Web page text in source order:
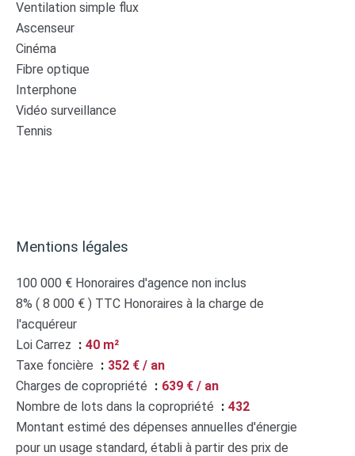
Ventilation simple flux
Ascenseur
Cinéma
Fibre optique
Interphone
Vidéo surveillance
Tennis
Mentions légales
100 000 € Honoraires d'agence non inclus
8% ( 8 000 € ) TTC Honoraires à la charge de
l'acquéreur
Loi Carrez
40 m²
Taxe foncière
352 € / an
Charges de copropriété
639 € / an
Nombre de lots dans la copropriété
432
Montant estimé des dépenses annuelles d'énergie
pour un usage standard, établi à partir des prix de